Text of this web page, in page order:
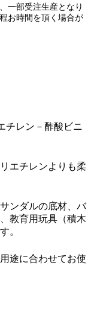
一部受注生産となり
お時間を頂く場合が
チレン－酢酸ビニ
エチレンよりも柔
ンダルの底材、バ
教育用玩具（積木
。
途に合わせてお使